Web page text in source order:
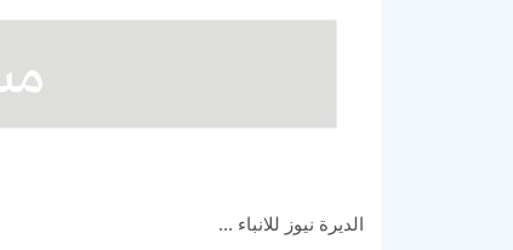
الديرة نيوز للانباء ...